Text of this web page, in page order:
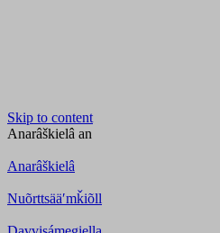
Skip to content
Anarâškielâ an
Anarâškielâ
Nuõrttsääʹmǩiõll